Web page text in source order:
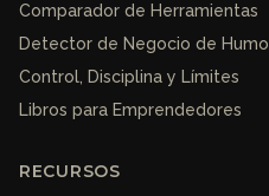
Comparador de Herramientas
Detector de Negocio de Humo
Control, Disciplina y Límites
Libros para Emprendedores
RECURSOS